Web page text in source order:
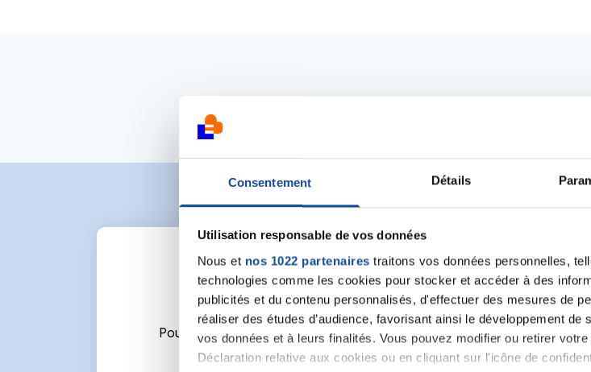
Consentement Détails
Utilisation responsable de vos données
Nous et nos 1022 partenaires traitons vos données personnelles,
technologies comme les cookies pour stocker et accéder à des
publicités et du contenu personnalisés, d'effectuer des mesures de
réaliser des études d’audience, favorisant ainsi le développement de
vos données et à leurs finalités. Vous pouvez modifier ou retirer
Déclaration relative aux cookies ou en cliquant sur l'icône de
Ecrire un
Pour écrire un commentaire ou lancer une nouvelle discussion vous